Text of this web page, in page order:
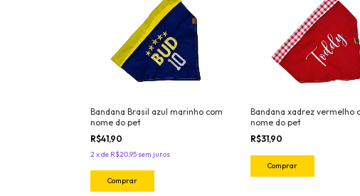
Bandana Brasil azul marinho com
nome do pet
R$41,90
2 xde R$20,95 sem juros
Comprar
Bandana xadrez vermelho
nome do pet
R$31,90
Comprar